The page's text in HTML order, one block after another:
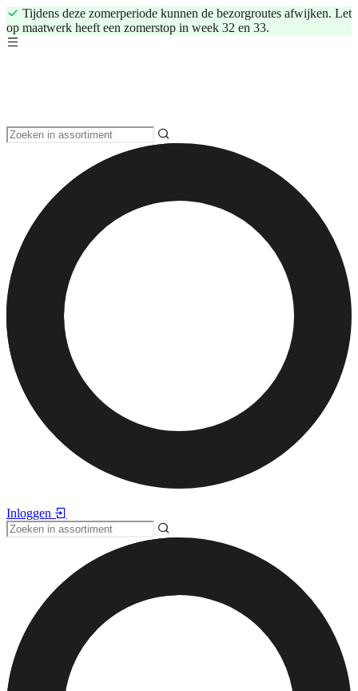
Tijdens deze zomerperiode kunnen de bezorgroutes afwijken. Let
op maatwerk heeft een zomerstop in week 32 en 33.
Inloggen